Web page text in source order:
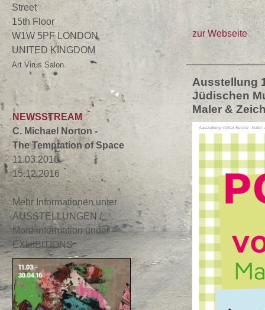
Street
15th Floor
W1W 5PF LONDON
UNITED KINGDOM
Art Virus Salon
NEWSSTREAM
C. Michael Norton -
The Temptation of Space
11.03.2016 -
15.12.2016
Mehr Informationen unter
AUSSTELLUNGEN /
More information under
EXHIBITIONS
zur Webseite
Ausstellung
Jüdischen
Maler &